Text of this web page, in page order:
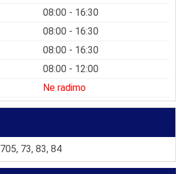
08:00 - 16:30
08:00 - 16:30
08:00 - 16:30
08:00 - 12:00
Ne radimo
73, 83, 84